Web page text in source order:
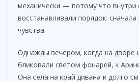
механически — потому что внутри
восстанавливали порядок:
чувства.
Однажды вечером, когда на дворе
бликовали светом фонарей, к
Она села на край дивана и долго